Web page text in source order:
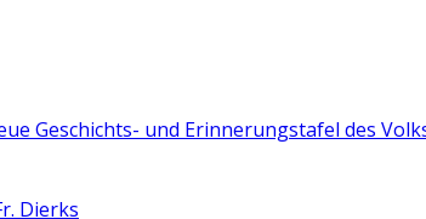
Geschichts- und Erinnerungstafel des
Dierks